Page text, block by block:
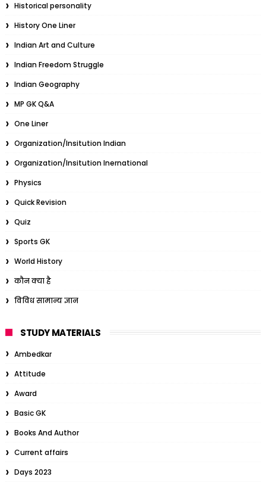
Historical personality
History One Liner
Indian Art and Culture
Indian Freedom Struggle
Indian Geography
MP GK Q&A
One Liner
Organization/Insitution Indian
Organization/Insitution Inernational
Physics
Quick Revision
Quiz
Sports GK
World History
कौन क्या है
विविध सामान्य ज्ञान
STUDY MATERIALS
Ambedkar
Attitude
Award
Basic GK
Books And Author
Current affairs
Days 2023